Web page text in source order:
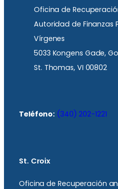
Oficina de
Autoridad de Finanzas
Vírgenes
5033 Kongens Gade,
St. Thomas, VI 00802
Teléfono: (340) 202-1221
St. Croix
Oficina de Recuperación